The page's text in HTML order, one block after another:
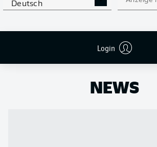
Deutsch
Login
Flanken
APP STORE
NEWS